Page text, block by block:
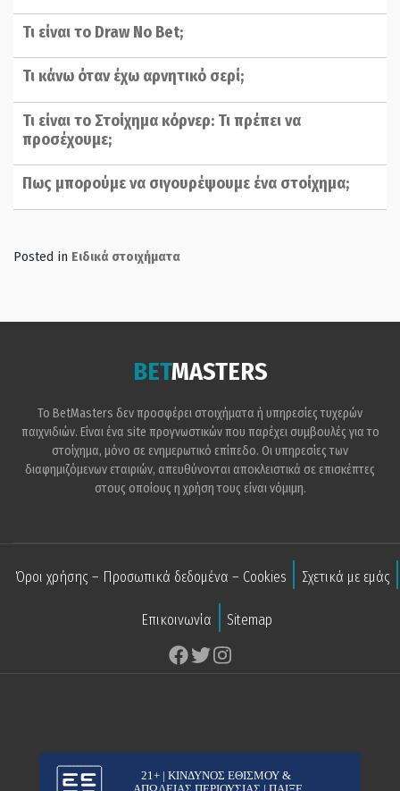
Τι είναι το Draw No Bet;
Τι κάνω όταν έχω αρνητικό σερί;
Τι είναι το Στοίχημα κόρνερ: Τι πρέπει να
προσέχουμε;
Πως μπορούμε να σιγουρέψουμε ένα στοίχημα;
Posted in Ειδικά στοιχήματα
BETMASTERS
Το BetMasters δεν προσφέρει στοιχήματα ή υπηρεσίες τυχερών
παιχνιδιών. Είναι ένα site προγνωστικών που παρέχει συμβουλές για το
στοίχημα, μόνο σε ενημερωτικό επίπεδο. Οι υπηρεσίες των
διαφημιζόμενων εταιριών, απευθύνονται αποκλειστικά σε επισκέπτες
στους οποίους η χρήση τους είναι νόμιμη.
Όροι χρήσης – Προσωπικά δεδομένα – Cookies Σχετικά με εμάς
Επικοινωνία Sitemap